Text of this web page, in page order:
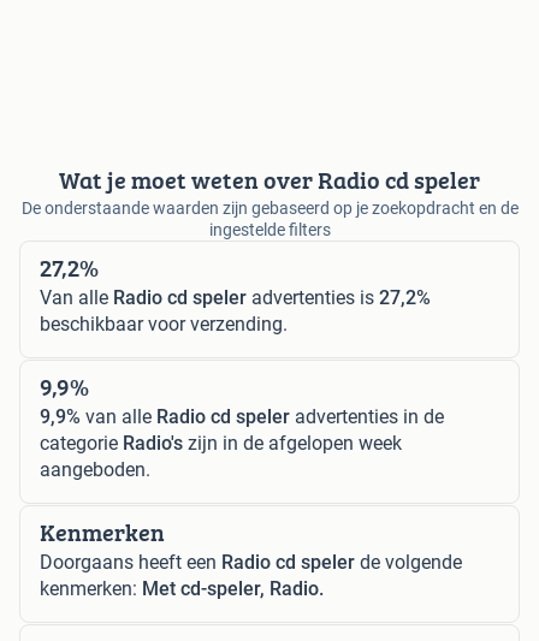
Wat je moet weten over Radio cd speler
De onderstaande waarden zijn gebaseerd op je zoekopdracht en de
ingestelde filters
27,2%
Van alle Radio cd speler advertenties is 27,2%
beschikbaar voor verzending.
9,9%
9,9% van alle Radio cd speler advertenties in de
categorie Radio's zijn in de afgelopen week
aangeboden.
Kenmerken
Doorgaans heeft een Radio cd speler de volgende
kenmerken: Met cd-speler, Radio.